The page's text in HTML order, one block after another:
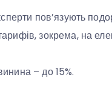
пов’язують
зокрема, на
– до 15%.